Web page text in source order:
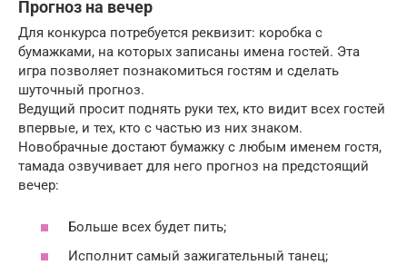
Прогноз на вечер
Для конкурса потребуется реквизит: коробка с
бумажками, на которых записаны имена гостей. Эта
игра позволяет познакомиться гостям и сделать
шуточный прогноз.
Ведущий просит поднять руки тех, кто видит всех гостей
впервые, и тех, кто с частью из них знаком.
Новобрачные достают бумажку с любым именем гостя,
тамада озвучивает для него прогноз на предстоящий
вечер:
Больше всех будет пить;
Исполнит самый зажигательный танец;